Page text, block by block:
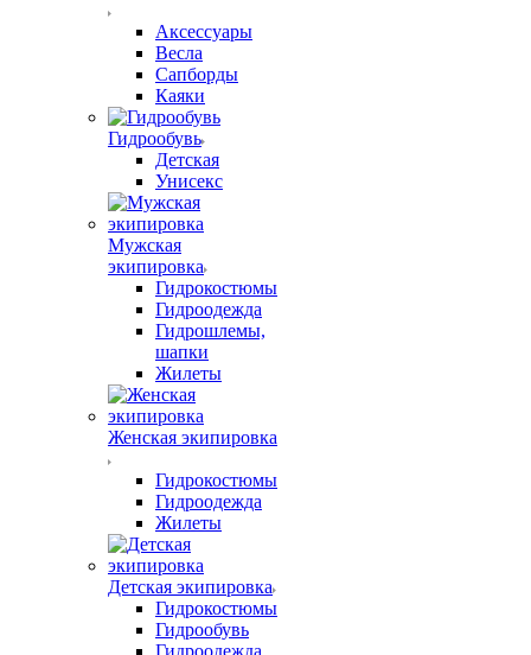
Аксессуары
Весла
Сапборды
Каяки
Гидрообувь
Детская
Унисекс
Мужская
экипировка
Гидрокостюмы
Гидроодежда
Гидрошлемы,
шапки
Жилеты
Женская экипировка
Гидрокостюмы
Гидроодежда
Жилеты
Детская экипировка
Гидрокостюмы
Гидрообувь
Гидроодежда